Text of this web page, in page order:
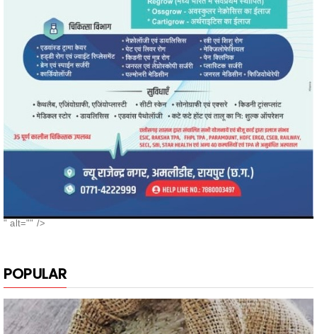
POPULAR